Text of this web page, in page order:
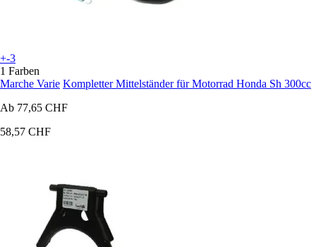
+-3
1 Farben
Marche Varie Kompletter Mittelständer für Motorrad Honda Sh 300cc
Ab 77,65 CHF
58,57 CHF